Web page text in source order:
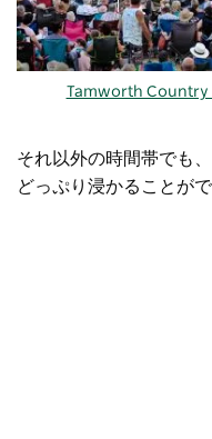
Tamworth Country
それ以外の時間帯でも
どっぷり浸かることが